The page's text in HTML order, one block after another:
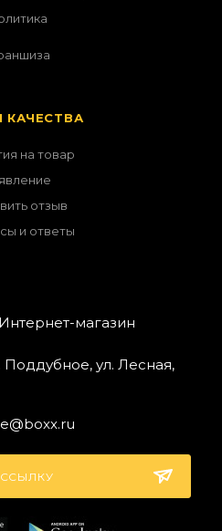
КАЧЕСТВА
на товар
отзыв
и ответы
Интернет-магазин
Поддубное, ул. Лесная,